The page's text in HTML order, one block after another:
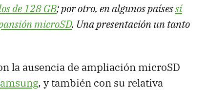
de 128 GB; por otro, en algunos paísessí
microSD. Una presentación un tanto
la ausencia de ampliación microSD
, y también con su relativa